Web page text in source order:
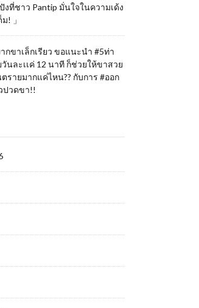
งที่ชาว Pantip มั่นใจในความเด้ง
! 」
กขาเล็กเรียว ขอแนะนำ #5ท่า
นละเเค่ 12 นาที ก็ช่วยให้ขาสวย
รายมากแค่ไหน?? กับการ #ออก
ปวดขา!!